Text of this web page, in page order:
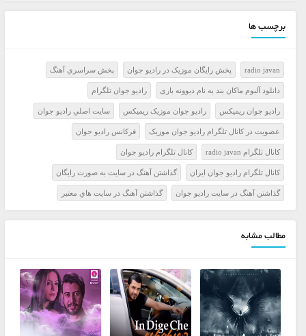
برچسب ها
radio javan پخش رايگان موزيک در راديو جوان پخش سراسري آهنگ
دانلود آلبوم ماکان بند به نام دیوونه بازی راديو جوان تلگرام
راديو جوان ريميکس راديو جوان موزيک ريميکس سايت اصلي راديو جوان
عضويت در کانال تلگرام راديو جوان موزيک فرکانس راديو جوان
کانال تلگرام radio javan کانال تلگرام راديو جوان
کانال تلگرام راديو جوان ايران گذاشتن آهنگ در سايت به صورت رايگان
گذاشتن آهنگ در سايت راديو جوان گذاشتن آهنگ در سايت هاي معتبر
مطالب مشابه